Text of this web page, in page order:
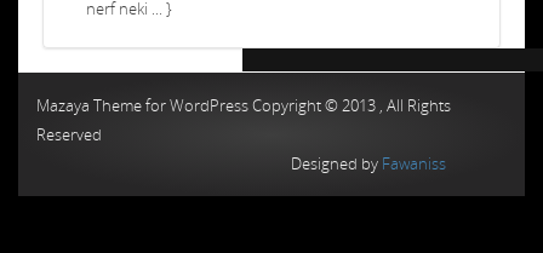
nerf neki ... }
Mazaya Theme for WordPress Copyright © 2013 , All Rights
Reserved
Designed by Fawaniss